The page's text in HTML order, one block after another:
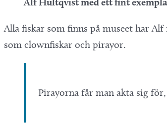
Alla fiskar som finns på museet har
som clownfiskar och pirayor.
Pirayorna får man akta sig